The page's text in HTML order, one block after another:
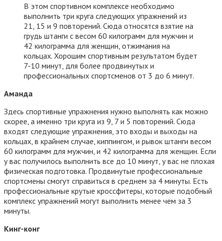
В этом спортивном комплексе необходимо
выполнить три круга следующих упражнений из
21, 15 и 9 повторений. Сюда относятся взятие на
грудь штанги с весом 60 килограмм для мужчин и
42 килограмма для женщин, отжимания на
кольцах. Хорошим спортивным результатом будет
7-10 минут, для более продвинутых и
профессиональных спортсменов от 3 до 6 минут.
Аманда
Здесь спортивные упражнения нужно выполнять как можно
скорее, а именно три круга из 9, 7 и 5 повторений. Сюда
входят следующие упражнения, это входы и выходы на
кольцах, в крайнем случае, киппингом, и рывок штанги весом
60 килограмм для мужчин, и 42 килограмма для женщин. Если
у вас получилось выполнить все до 10 минут, у вас не плохая
физическая подготовка. Продвинутые профессиональные
спортсмены смогут справиться в среднем за 4 минуты. Есть
профессиональные крутые кроссфитеры, которые подобный
комплекс упражнений могут выполнить менее чем за 3
минуты.
Кинг-конг